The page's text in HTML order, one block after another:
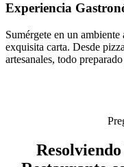
Experiencia
Sumérgete en un
exquisita carta. Desde
artesanales, todo